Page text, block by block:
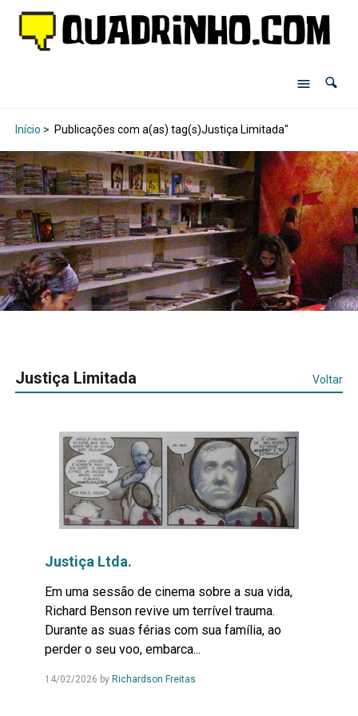
Início > Publicações com a(as) tag(s)Justiça Limitada"
Justiça Limitada Voltar
Justiça Ltda.
Em uma sessão de cinema sobre a sua vida,
Richard Benson revive um terrível trauma.
Durante as suas férias com sua família, ao
perder o seu voo, embarca...
14/02/2026 by Richardson FreitasLeia